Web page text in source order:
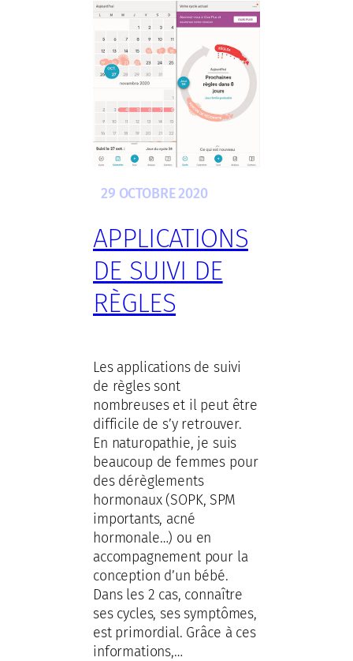
29 OCTOBRE 2020
APPLICATIONS
DE SUIVI DE
RÈGLES
Les applications de suivi
de règles sont
nombreuses et il peut être
difficile de s’y retrouver.
En naturopathie, je suis
beaucoup de femmes pour
des dérèglements
hormonaux (SOPK, SPM
importants, acné
hormonale…) ou en
accompagnement pour la
conception d’un bébé.
Dans les 2 cas, connaître
ses cycles, ses symptômes,
est primordial. Grâce à ces
informations,…